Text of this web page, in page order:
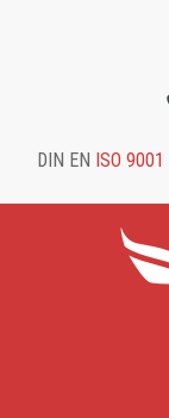
DIN EN ISO 9001